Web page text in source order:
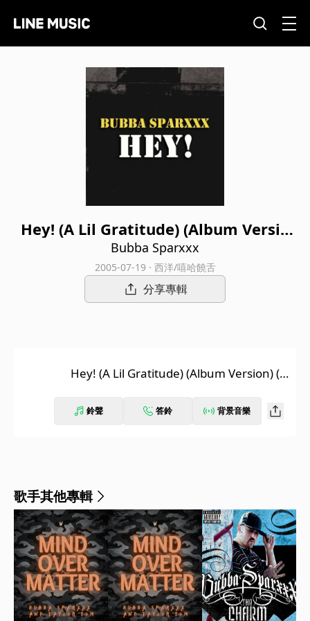
Hey! (A Lil Gratitude) (Album Versio
n)
Bubba Sparxxx
2005-07-19 · 西洋/嘻哈饒舌
分享專輯
Hey! (A Lil Gratitude) (Album Version) (E
鈴聲 答鈴 背景音樂
歌手其他專輯